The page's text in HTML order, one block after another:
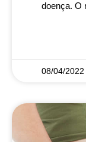
doença. O
08/04/2022